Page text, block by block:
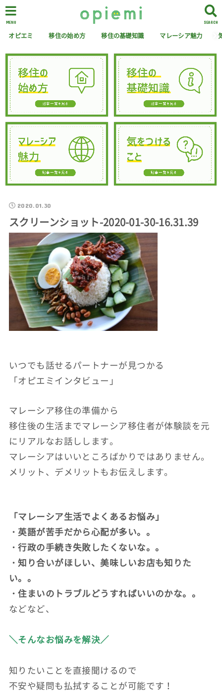
SEARCH
MENU
オピエミ 移住の始め方 移住の基礎知識 マレーシア魅力
2020.01.30
スクリーンショット-2020-01-30-16.31.39
いつでも話せるパートナーが見つかる
「オピエミインタビュー」
マレーシア移住の準備から
移住後の生活までマレーシア移住者が体験談を元
にリアルなお話しします。
マレーシアはいいところばかりではありません。
メリット、デメリットもお伝えします。
「マレーシア生活でよくあるお悩み」
・英語が苦手だから心配が多い。。
・行政の手続き失敗したくないな。。
・知り合いがほしい、美味しいお店も知りた
い。。
・住まいのトラブルどうすればいいのかな。。
などなど、
＼そんなお悩みを解決／
知りたいことを直接聞けるので
不安や疑問も払拭することが可能です！